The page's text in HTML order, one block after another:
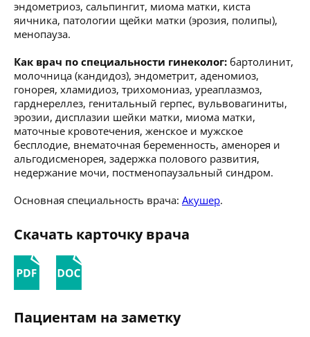
эндометриоз, сальпингит, миома матки, киста
яичника, патологии щейки матки (эрозия, полипы),
менопауза.
Как врач по специальности гинеколог: бартолинит,
молочница (кандидоз), эндометрит, аденомиоз,
гонорея, хламидиоз, трихомониаз, уреаплазмоз,
гарднереллез, генитальный герпес, вульвовагиниты,
эрозии, дисплазии шейки матки, миома матки,
маточные кровотечения, женское и мужское
бесплодие, внематочная беременность, аменорея и
альгодисменорея, задержка полового развития,
недержание мочи, постменопаузальный синдром.
Основная специальность врача: Акушер.
Скачать карточку врача
Пациентам на заметку